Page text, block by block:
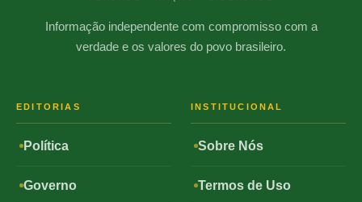
Informação independente com compromisso com a
verdade e os valores do povo brasileiro.
EDITORIAS
Política
Governo
INSTITUCIONAL
Sobre Nós
Termos de Uso